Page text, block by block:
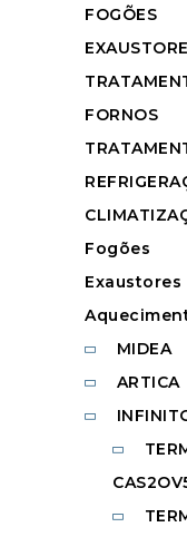
FOGÕES
FORNOS
Fogões
Exaustores
MIDEA
ARTICA